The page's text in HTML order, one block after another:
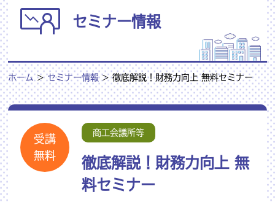
セミナー情報
ホーム>セミナー情報>徹底解説！財務力向上 無料セミナー
受講
無料
商工会議所等
徹底解説！財務力向上 無
料セミナー